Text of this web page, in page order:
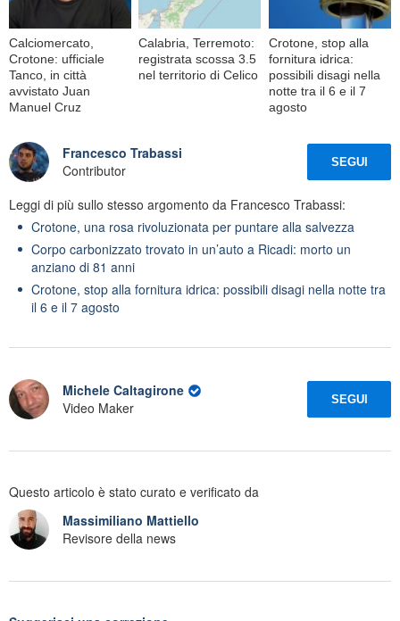
Calciomercato,
Crotone: ufficiale
Tanco, in città
avvistato Juan
Manuel Cruz
Calabria, Terremoto:
registrata scossa 3.5
nel territorio di Celico
Crotone, stop alla
fornitura idrica:
possibili disagi nella
notte tra il 6 e il 7
agosto
Francesco Trabassi
Contributor
SEGUI
Leggi di più sullo stesso argomento da Francesco Trabassi:
Crotone, una rosa rivoluzionata per puntare alla salvezza
Corpo carbonizzato trovato in un’auto a Ricadi: morto un
anziano di 81 anni
Crotone, stop alla fornitura idrica: possibili disagi nella notte tra
il 6 e il 7 agosto
Michele Caltagirone
Video Maker
SEGUI
Questo articolo è stato curato e verificato da
Massimiliano Mattiello
Revisore della news